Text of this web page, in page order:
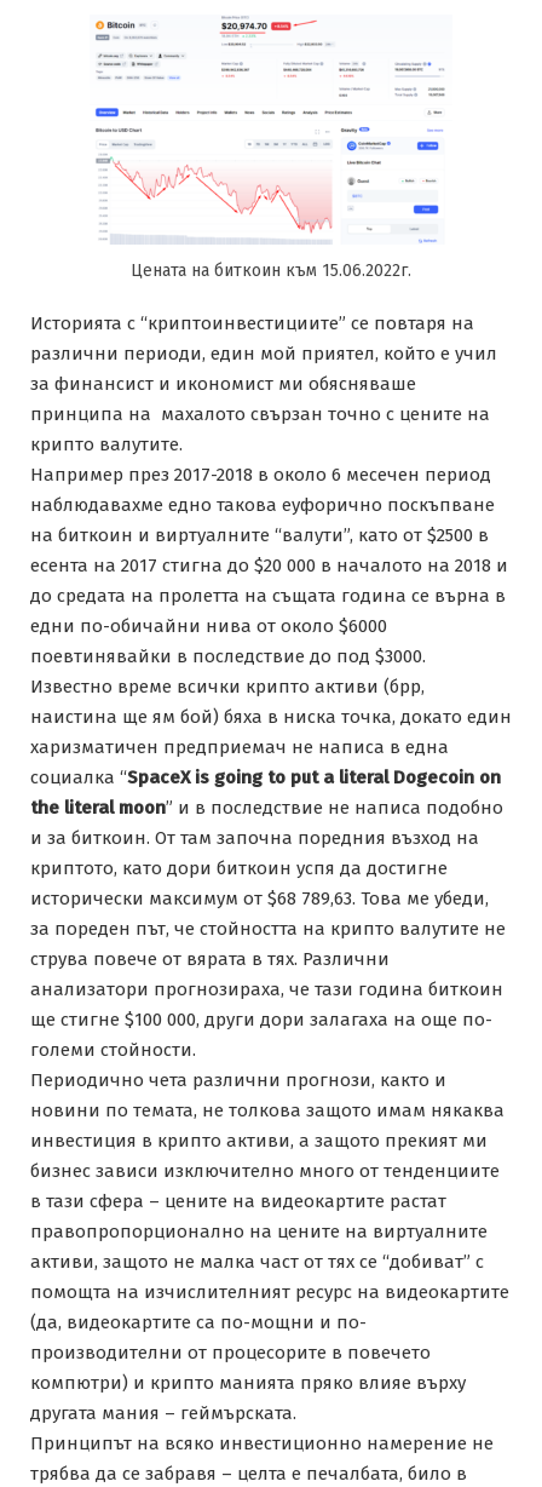
Цената на биткоин към 15.06.2022г.
Историята с “криптоинвестициите” се повтаря на
различни периоди, един мой приятел, който е учил
за финансист и икономист ми обясняваше
принципа на махалото свързан точно с цените на
крипто валутите.
Например през 2017-2018 в около 6 месечен период
наблюдавахме едно такова еуфорично поскъпване
на биткоин и виртуалните “валути”, като от $2500 в
есента на 2017 стигна до $20 000 в началото на 2018 и
до средата на пролетта на същата година се върна в
едни по-обичайни нива от около $6000
поевтинявайки в последствие до под $3000.
Известно време всички крипто активи (брр,
наистина ще ям бой) бяха в ниска точка, докато един
харизматичен предприемач не написа в една
социалка “SpaceX is going to put a literal Dogecoin on
the literal moon” и в последствие не написа подобно
и за биткоин. От там започна поредния възход на
криптото, като дори биткоин успя да достигне
исторически максимум от $68 789,63. Това ме убеди,
за пореден път, че стойността на крипто валутите не
струва повече от вярата в тях. Различни
анализатори прогнозираха, че тази година биткоин
ще стигне $100 000, други дори залагаха на още по-
големи стойности.
Периодично чета различни прогнози, както и
новини по темата, не толкова защото имам някаква
инвестиция в крипто активи, а защото прекият ми
бизнес зависи изключително много от тенденциите
в тази сфера – цените на видеокартите растат
правопропорционално на цените на виртуалните
активи, защото не малка част от тях се “добиват” с
помощта на изчислителният ресурс на видеокартите
(да, видеокартите са по-мощни и по-
производителни от процесорите в повечето
компютри) и крипто манията пряко влияе върху
другата мания – геймърската.
Принципът на всяко инвестиционно намерение не
трябва да се забравя – целта е печалбата, било в